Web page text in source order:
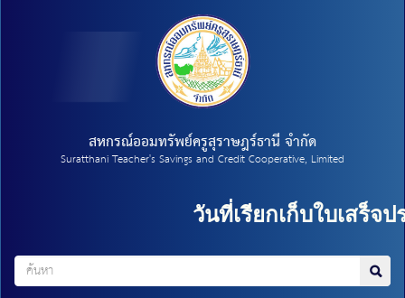
สหกรณ์ออมทรัพย์ครูสุราษฎร์ธานี จำกัด
Suratthani Teacher's Savings and Credit Cooperative, Limited
วันที่เรียกเก็บใบเสร็จป